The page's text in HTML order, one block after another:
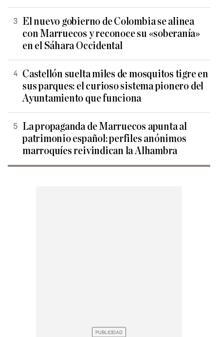
El nuevo gobierno de Colombia se alinea
con Marruecos y reconoce su «soberanía»
en el Sáhara Occidental
Castellón suelta miles de mosquitos tigre en
sus parques: el curioso sistema pionero del
Ayuntamiento que funciona
La propaganda de Marruecos apunta al
patrimonio español: perfiles anónimos
marroquíes reivindican la Alhambra